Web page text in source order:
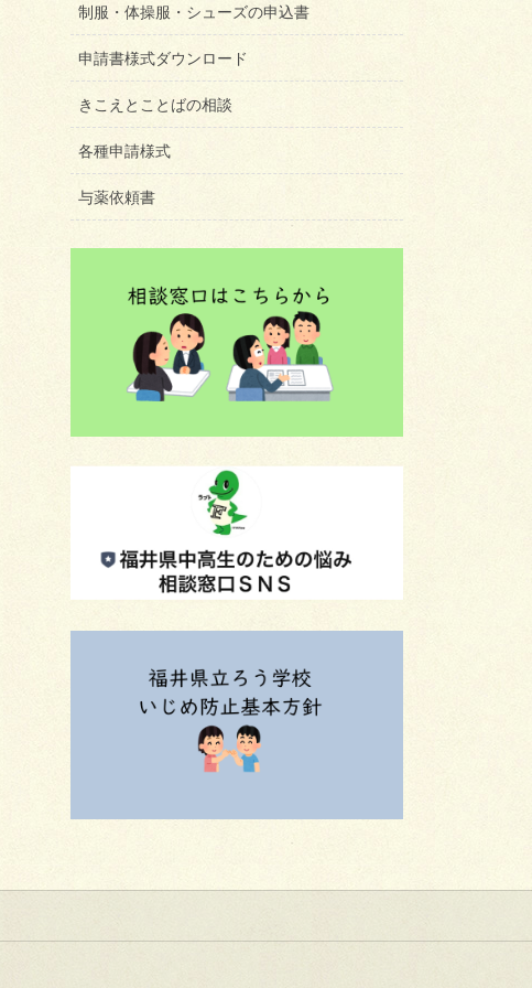
制服・体操服・シューズの申込書
申請書様式ダウンロード
きこえとことばの相談
各種申請様式
与薬依頼書